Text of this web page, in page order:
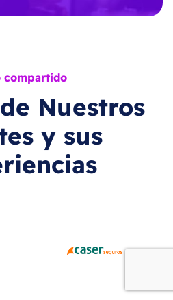
compartido
Nuestros
y sus